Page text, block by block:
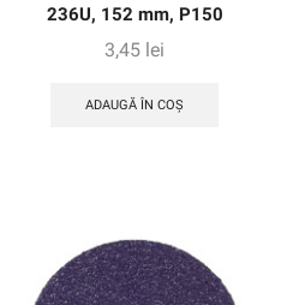
236U, 152 mm, P150
3,45 lei
ADAUGĂ ÎN COȘ